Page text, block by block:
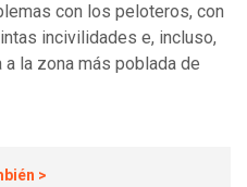
con los peloteros, con
incivilidades e, incluso,
la zona más poblada de
>